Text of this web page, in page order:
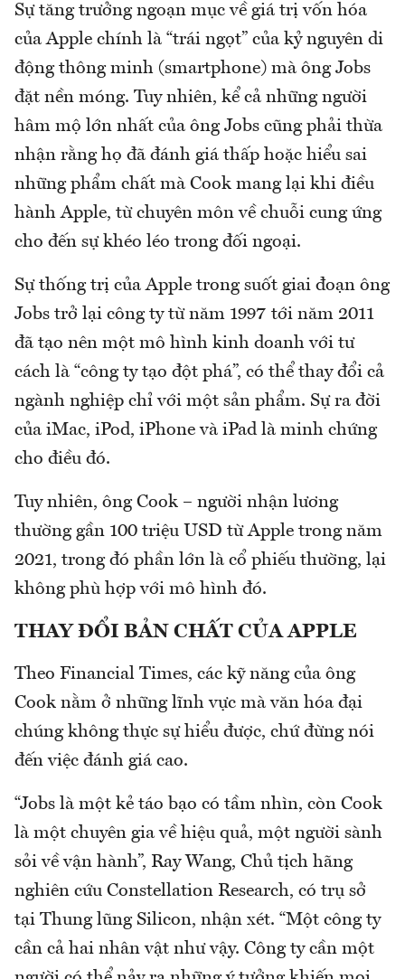
Sự tăng trưởng ngoạn mục về giá trị vốn hóa
của Apple chính là “trái ngọt” của kỷ nguyên di
động thông minh (smartphone) mà ông Jobs
đặt nền móng. Tuy nhiên, kể cả những người
hâm mộ lớn nhất của ông Jobs cũng phải thừa
nhận rằng họ đã đánh giá thấp hoặc hiểu sai
những phẩm chất mà Cook mang lại khi điều
hành Apple, từ chuyên môn về chuỗi cung ứng
cho đến sự khéo léo trong đối ngoại.
Sự thống trị của Apple trong suốt giai đoạn ông
Jobs trở lại công ty từ năm 1997 tới năm 2011
đã tạo nên một mô hình kinh doanh với tư
cách là “công ty tạo đột phá”, có thể thay đổi cả
ngành nghiệp chỉ với một sản phẩm. Sự ra đời
của iMac, iPod, iPhone và iPad là minh chứng
cho điều đó.
Tuy nhiên, ông Cook – người nhận lương
thường gần 100 triệu USD từ Apple trong năm
2021, trong đó phần lớn là cổ phiếu thường, lại
không phù hợp với mô hình đó.
THAY ĐỔI BẢN CHẤT CỦA APPLE
Theo Financial Times, các kỹ năng của ông
Cook nằm ở những lĩnh vực mà văn hóa đại
chúng không thực sự hiểu được, chứ đừng nói
đến việc đánh giá cao.
“Jobs là một kẻ táo bạo có tầm nhìn, còn Cook
là một chuyên gia về hiệu quả, một người sành
sỏi về vận hành”, Ray Wang, Chủ tịch hãng
nghiên cứu Constellation Research, có trụ sở
tại Thung lũng Silicon, nhận xét. “Một công ty
cần cả hai nhân vật như vậy. Công ty cần một